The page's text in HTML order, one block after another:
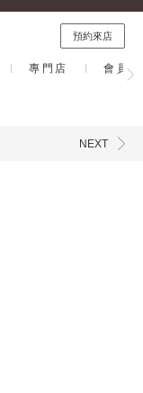
預約來店
專門店 會員
NEXT